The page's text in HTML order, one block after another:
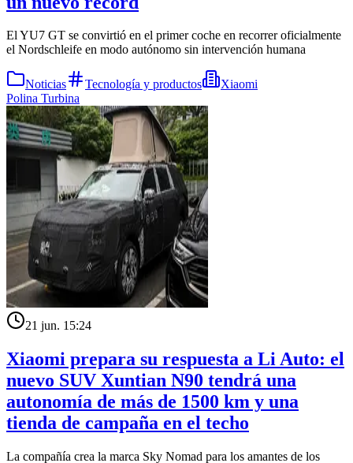
El YU7 GT se convirtió en el primer coche en recorrer oficialmente
el Nordschleife en modo autónomo sin intervención humana
Noticias Tecnología y productos
Xiaomi
Polina Turbina
21 jun. 15:24
Xiaomi prepara su respuesta a Li Auto: el
nuevo SUV Xuntian N90 tendrá una
autonomía de más de 1500 km y una
tienda de campaña en el techo
La compañía crea la marca Sky Nomad para los amantes de los